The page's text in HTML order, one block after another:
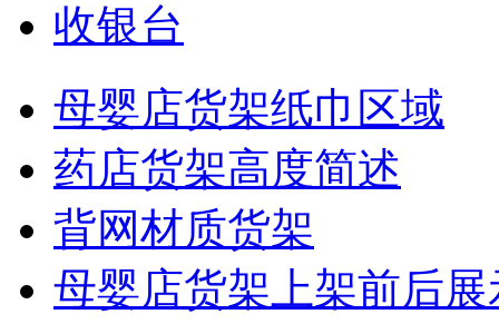
收银台
母婴店货架纸巾区域
药店货架高度简述
背网材质货架
母婴店货架上架前后展